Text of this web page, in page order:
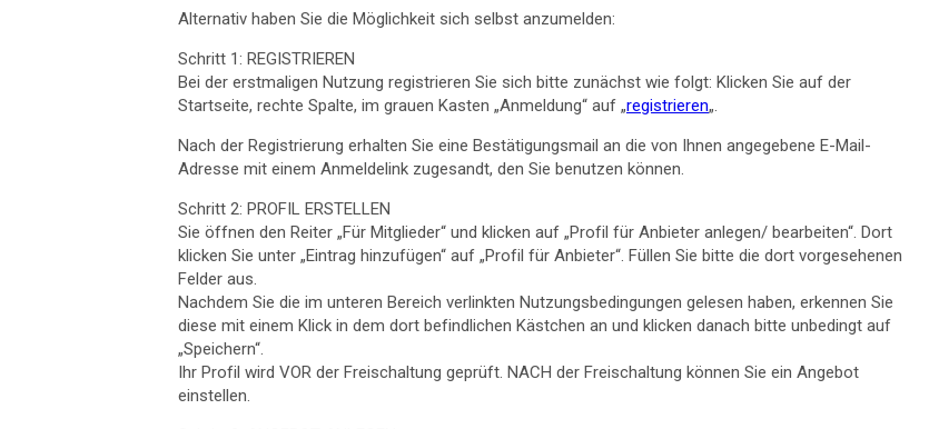
Alternativ haben Sie die Möglichkeit sich selbst anzumelden:
Schritt 1: REGISTRIEREN
Bei der erstmaligen Nutzung registrieren Sie sich bitte zunächst wie folgt: Klicken Sie auf der
Startseite, rechte Spalte, im grauen Kasten „Anmeldung“ auf „registrieren„.
Nach der Registrierung erhalten Sie eine Bestätigungsmail an die von Ihnen angegebene E-Mail-
Adresse mit einem Anmeldelink zugesandt, den Sie benutzen können.
Schritt 2: PROFIL ERSTELLEN
Sie öffnen den Reiter „Für Mitglieder“ und klicken auf „Profil für Anbieter anlegen/ bearbeiten“. Dort
klicken Sie unter „Eintrag hinzufügen“ auf „Profil für Anbieter“. Füllen Sie bitte die dort vorgesehenen
Felder aus.
Nachdem Sie die im unteren Bereich verlinkten Nutzungsbedingungen gelesen haben, erkennen Sie
diese mit einem Klick in dem dort befindlichen Kästchen an und klicken danach bitte unbedingt auf
„Speichern“.
Ihr Profil wird VOR der Freischaltung geprüft. NACH der Freischaltung können Sie ein Angebot
einstellen.